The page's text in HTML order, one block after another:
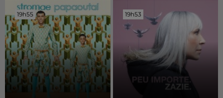
19h55
19h55 19h53
19h53